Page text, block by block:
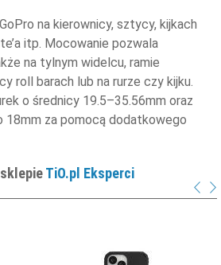
na kierownicy, sztycy, kijkach
itp. Mocowanie pozwala
na tylnym widelcu, ramie
roll barach lub na rurze czy kijku.
o średnicy 19.5–35.56mm oraz
18mm za pomocą dodatkowego
TiO.pl Eksperci